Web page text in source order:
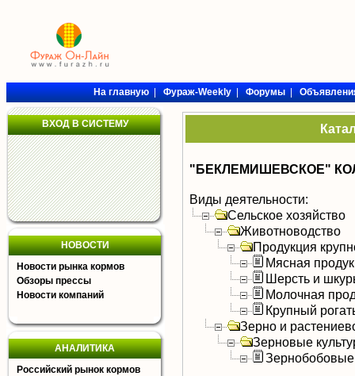
На главную|Фураж-Weekly|Форумы|
ВХОД В СИСТЕМУ
НОВОСТИ
Новости рынка кормов
Обзоры прессы
Новости компаний
АНАЛИТИКА
Российский рынок кормов
"БЕКЛЕМИШЕВСКОЕ"
Виды деятельности:
Сельское хозяйство
Животноводство
Продукция
Мясная
Шерсть и
Молочная
Крупный
Зерно и
Зерновые
Зернобобовые